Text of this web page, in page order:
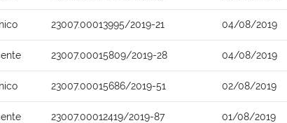
23007.00013995/2019-21 04/08/2019
23007.00015809/2019-28 04/08/2019
23007.00015686/2019-51 02/08/2019
23007.00012419/2019-87 01/08/2019